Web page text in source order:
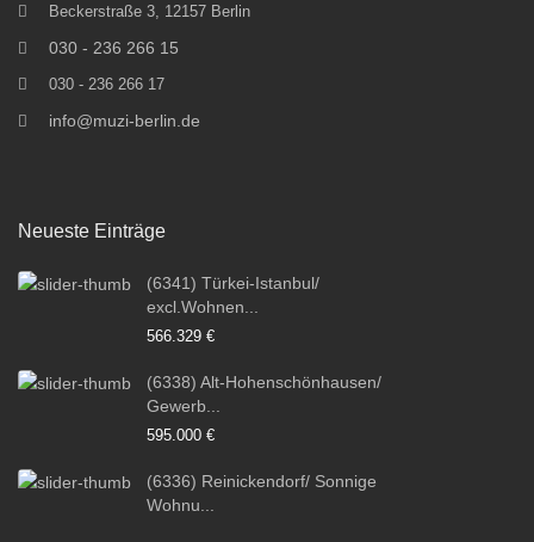
Beckerstraße 3, 12157 Berlin
030 - 236 266 15
030 - 236 266 17
info@muzi-berlin.de
Neueste Einträge
(6341) Türkei-Istanbul/
excl.Wohnen...
566.329 €
(6338) Alt-Hohenschönhausen/
Gewerb...
595.000 €
(6336) Reinickendorf/ Sonnige
Wohnu...